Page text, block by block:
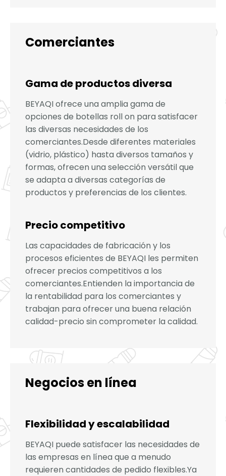
Comerciantes
Gama de productos diversa
BEYAQI ofrece una amplia gama de
opciones de botellas roll on para satisfacer
las diversas necesidades de los
comerciantes.Desde diferentes materiales
(vidrio, plástico) hasta diversos tamaños y
formas, ofrecen una selección versátil que
se adapta a diversas categorías de
productos y preferencias de los clientes.
Precio competitivo
Las capacidades de fabricación y los
procesos eficientes de BEYAQI les permiten
ofrecer precios competitivos a los
comerciantes.Entienden la importancia de
la rentabilidad para los comerciantes y
trabajan para ofrecer una buena relación
calidad-precio sin comprometer la calidad.
Negocios en línea
Flexibilidad y escalabilidad
BEYAQI puede satisfacer las necesidades de
las empresas en línea que a menudo
requieren cantidades de pedido flexibles.Ya